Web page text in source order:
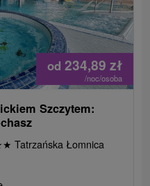
od 234,89 zł
/noc/osoba
Szczytem:
★ Tatrzańska Łomnica